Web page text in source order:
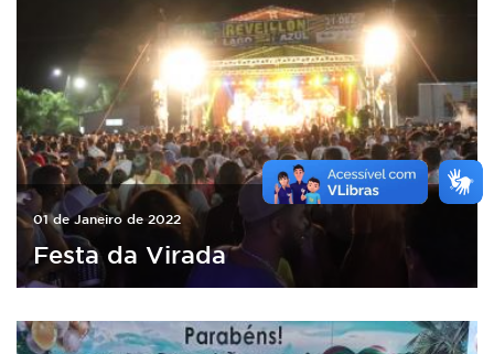
01 de Janeiro de 2022
Festa da Virada